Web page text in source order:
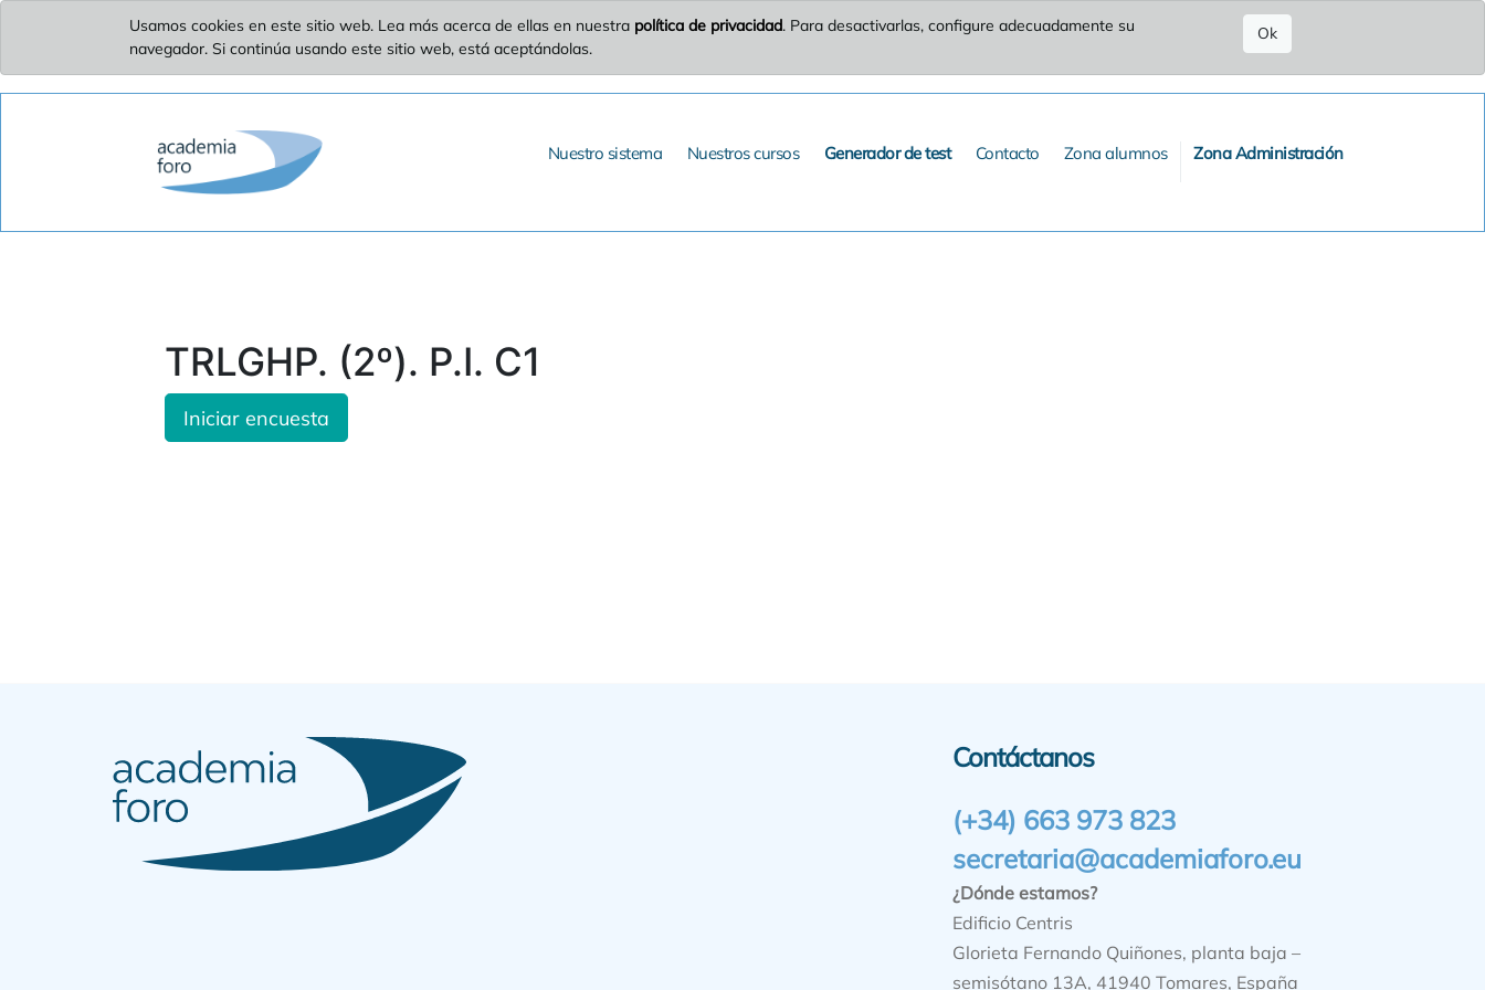
Usamos cookies en este sitio web. Lea más acerca de ellas en nuestra política de privacidad. Para desactivarlas, configure adecuadamente su
navegador. Si continúa usando este sitio web, está aceptándolas.
Ok
Nuestro sistema Nuestros cursos Generador de test Contacto Zona alumnos Zona Administración
TRLGHP. (2º). P.I. C1
Iniciar encuesta
Contáctanos
(+34) 663 973 823
secretaria@academiaforo.eu
¿Dónde estamos?
Edificio Centris
Glorieta Fernando Quiñones, planta baja –
semisótano 13A, 41940 Tomares, España